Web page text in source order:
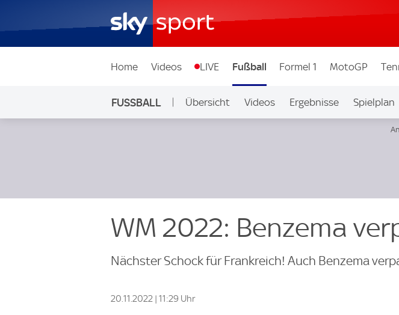
Home Videos LIVE Fußball Formel 1 MotoGP
FUSSBALL Übersicht Videos Ergebnisse Spielplan
WM 2022: Benzema
Nächster Schock für Frankreich! Auch Benzema
20.11.2022 | 11:29 Uhr